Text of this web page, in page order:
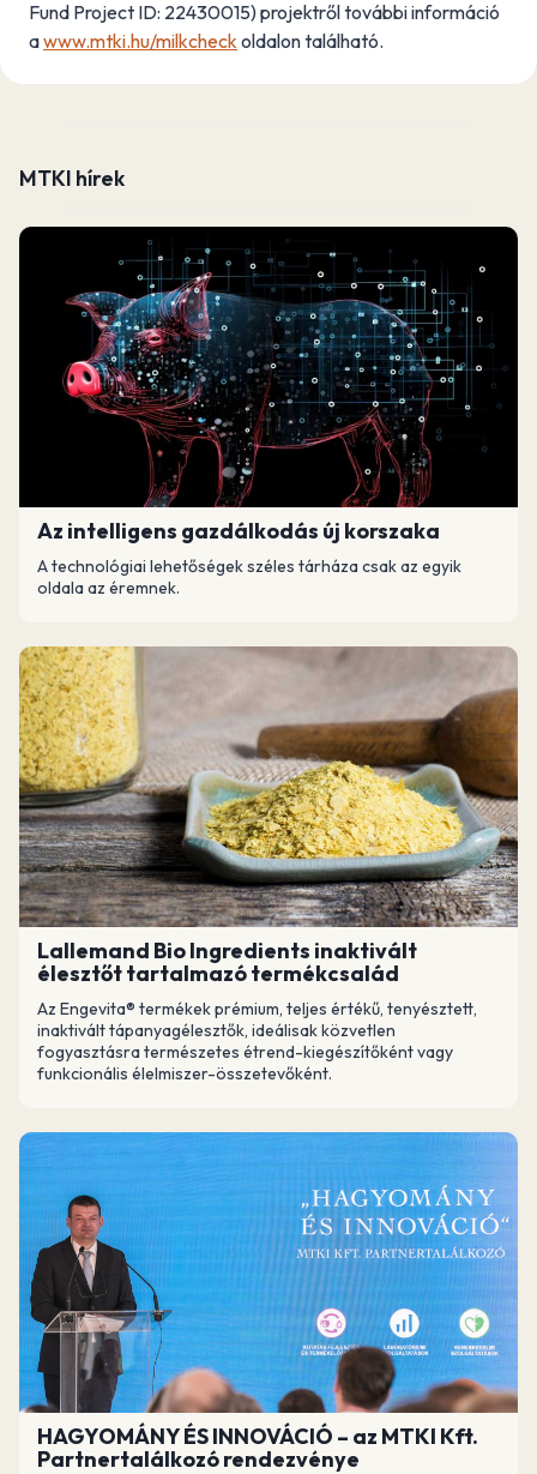
Fund Project ID: 22430015) projektről további információ
awww.mtki.hu/milkcheck oldalon található.
MTKI hírek
Az intelligens gazdálkodás új korszaka
A technológiai lehetőségek széles tárháza csak az egyik
oldala az éremnek.
Lallemand Bio Ingredients inaktivált
élesztőt tartalmazó termékcsalád
Az Engevita® termékek prémium, teljes értékű, tenyésztett,
inaktivált tápanyagélesztők, ideálisak közvetlen
fogyasztásra természetes étrend-kiegészítőként vagy
funkcionális élelmiszer-összetevőként.
HAGYOMÁNY ÉS INNOVÁCIÓ – az MTKI Kft.
Partnertalálkozó rendezvénye